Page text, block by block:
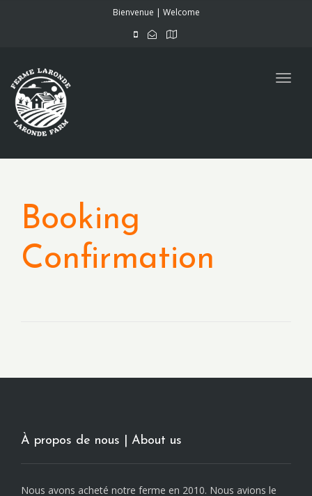
Bienvenue | Welcome
Booking
Confirmation
À propos de nous | About us
Nous avons acheté notre ferme en 2010. Nous avions le